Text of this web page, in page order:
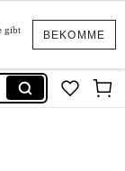
BEKOMME
gibt